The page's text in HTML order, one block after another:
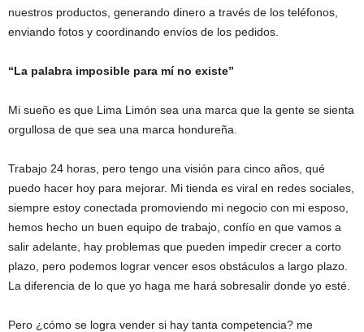
nuestros productos, generando dinero a través de los teléfonos,
enviando fotos y coordinando envíos de los pedidos.
“La palabra imposible para mí no existe”
Mi sueño es que Lima Limón sea una marca que la gente se sienta
orgullosa de que sea una marca hondureña.
Trabajo 24 horas, pero tengo una visión para cinco años, qué
puedo hacer hoy para mejorar. Mi tienda es viral en redes sociales,
siempre estoy conectada promoviendo mi negocio con mi esposo,
hemos hecho un buen equipo de trabajo, confío en que vamos a
salir adelante, hay problemas que pueden impedir crecer a corto
plazo, pero podemos lograr vencer esos obstáculos a largo plazo.
La diferencia de lo que yo haga me hará sobresalir donde yo esté.
Pero ¿cómo se logra vender si hay tanta competencia? me